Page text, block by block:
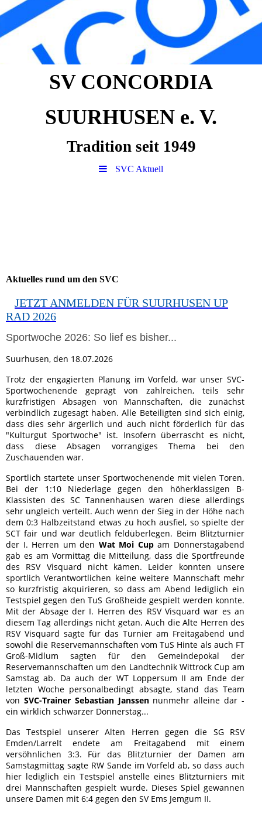
SV CONCORDIA
SUURHUSEN e. V.
Tradition seit 1949
SVC Aktuell
Aktuelles rund um den SVC
JETZT ANMELDEN FÜR SUURHUSEN UP
RAD 2026
Sportwoche 2026: So lief es bisher...
Suurhusen, den 18.07.2026
Trotz der engagierten Planung im Vorfeld, war unser SVC-
Sportwochenende geprägt von zahlreichen, teils sehr
kurzfristigen Absagen von Mannschaften, die zunächst
verbindlich zugesagt haben. Alle Beteiligten sind sich einig,
dass dies sehr ärgerlich und auch nicht förderlich für das
"Kulturgut Sportwoche" ist. Insofern überrascht es nicht,
dass diese Absagen vorrangiges Thema bei den
Zuschauenden war.
Sportlich startete unser Sportwochenende mit vielen Toren.
Bei der 1:10 Niederlage gegen den höherklassigen B-
Klassisten des SC Tannenhausen waren diese allerdings
sehr ungleich verteilt. Auch wenn der Sieg in der Höhe nach
dem 0:3 Halbzeitstand etwas zu hoch ausfiel, so spielte der
SCT fair und war deutlich feldüberlegen. Beim Blitzturnier
der I. Herren um den Wat Moi Cupam Donnerstagabend
gab es am Vormittag die Mitteilung, dass die Sportfreunde
des RSV Visquard nicht kämen. Leider konnten unsere
sportlich Verantwortlichen keine weitere Mannschaft mehr
so kurzfristig akquirieren, so dass am Abend lediglich ein
Testspiel gegen den TuS Großheide gespielt werden konnte.
Mit der Absage der I. Herren des RSV Visquard war es an
diesem Tag allerdings nicht getan. Auch die Alte Herren des
RSV Visquard sagte für das Turnier am Freitagabend und
sowohl die Reservemannschaften vom TuS Hinte als auch FT
Groß-Midlum sagten für den Gemeindepokal der
Reservemannschaften um den Landtechnik Wittrock Cup am
Samstag ab. Da auch der WT Loppersum II am Ende der
letzten Woche personalbedingt absagte, stand das Team
von SVC-Trainer Sebastian Janssennunmehr alleine dar -
ein wirklich schwarzer Donnerstag...
Das Testspiel unserer Alten Herren gegen die SG RSV
Emden/Larrelt endete am Freitagabend mit einem
versöhnlichen 3:3. Für das Blitzturnier der Damen am
Samstagmittag sagte RW Sande im Vorfeld ab, so dass auch
hier lediglich ein Testspiel anstelle eines Blitzturniers mit
drei Mannschaften gespielt wurde. Dieses Spiel gewannen
unsere Damen mit 6:4 gegen den SV Ems Jemgum II.